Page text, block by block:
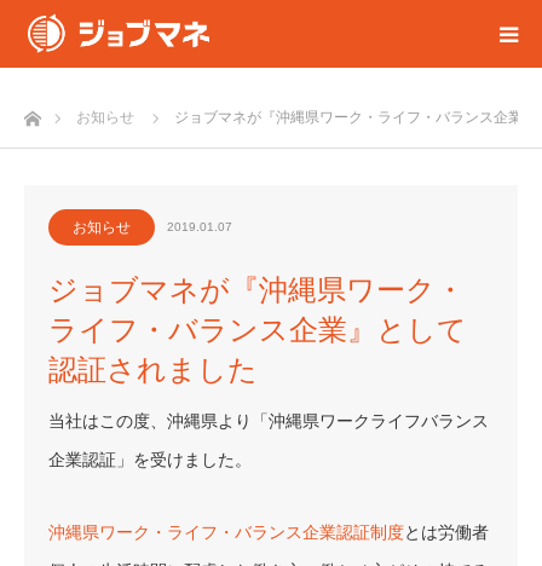
ホームお知らせ ジョブマネが『沖縄県ワーク・ライフ・バランス企業
お知らせ 2019.01.07
ジョブマネが『沖縄県ワーク・
ライフ・バランス企業』として
認証されました
当社はこの度、沖縄県より「沖縄県ワークライフバランス
企業認証」を受けました。
沖縄県ワーク・ライフ・バランス企業認証制度とは労働者